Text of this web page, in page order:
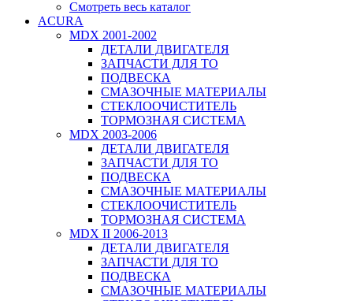
Смотреть весь каталог
ACURA
MDX 2001-2002
ДЕТАЛИ ДВИГАТЕЛЯ
ЗАПЧАСТИ ДЛЯ ТО
ПОДВЕСКА
СМАЗОЧНЫЕ МАТЕРИАЛЫ
СТЕКЛООЧИСТИТЕЛЬ
ТОРМОЗНАЯ СИСТЕМА
MDX 2003-2006
ДЕТАЛИ ДВИГАТЕЛЯ
ЗАПЧАСТИ ДЛЯ ТО
ПОДВЕСКА
СМАЗОЧНЫЕ МАТЕРИАЛЫ
СТЕКЛООЧИСТИТЕЛЬ
ТОРМОЗНАЯ СИСТЕМА
MDX II 2006-2013
ДЕТАЛИ ДВИГАТЕЛЯ
ЗАПЧАСТИ ДЛЯ ТО
ПОДВЕСКА
СМАЗОЧНЫЕ МАТЕРИАЛЫ